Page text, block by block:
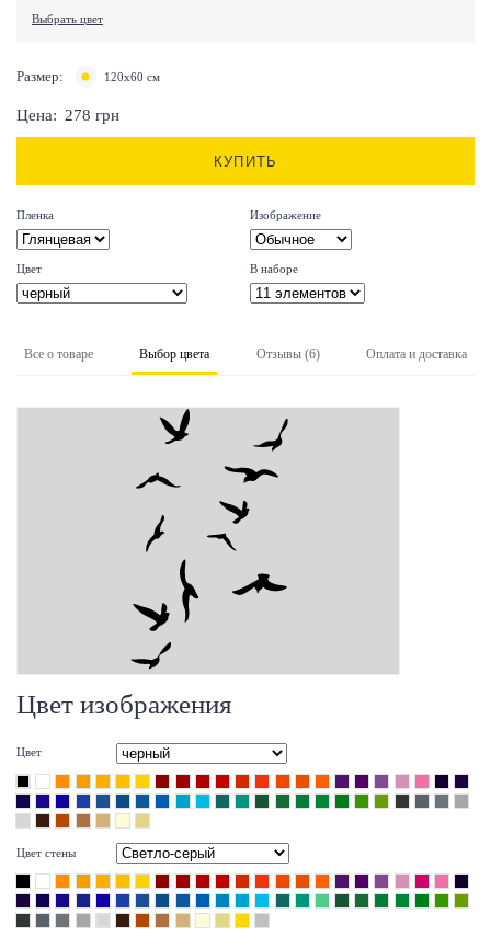
Выбрать цвет
Размер: 120х60 см
Цена: 278 грн
КУПИТЬ
Пленка Изображение
Цвет В наборе
Все о товаре Выбор цвета Отзывы (6) Оплата и доставка
Цвет изображения
Цвет
Цвет стены